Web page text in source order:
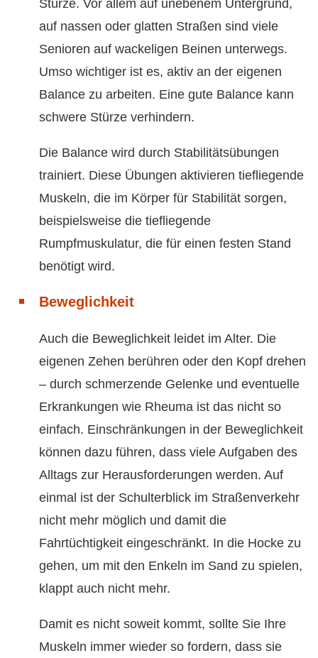
Stürze. Vor allem auf unebenem Untergrund,
auf nassen oder glatten Straßen sind viele
Senioren auf wackeligen Beinen unterwegs.
Umso wichtiger ist es, aktiv an der eigenen
Balance zu arbeiten. Eine gute Balance kann
schwere Stürze verhindern.
Die Balance wird durch Stabilitätsübungen
trainiert. Diese Übungen aktivieren tiefliegende
Muskeln, die im Körper für Stabilität sorgen,
beispielsweise die tiefliegende
Rumpfmuskulatur, die für einen festen Stand
benötigt wird.
Beweglichkeit
Auch die Beweglichkeit leidet im Alter. Die
eigenen Zehen berühren oder den Kopf drehen
– durch schmerzende Gelenke und eventuelle
Erkrankungen wie Rheuma ist das nicht so
einfach. Einschränkungen in der Beweglichkeit
können dazu führen, dass viele Aufgaben des
Alltags zur Herausforderungen werden. Auf
einmal ist der Schulterblick im Straßenverkehr
nicht mehr möglich und damit die
Fahrtüchtigkeit eingeschränkt. In die Hocke zu
gehen, um mit den Enkeln im Sand zu spielen,
klappt auch nicht mehr.
Damit es nicht soweit kommt, sollte Sie Ihre
Muskeln immer wieder so fordern, dass sie